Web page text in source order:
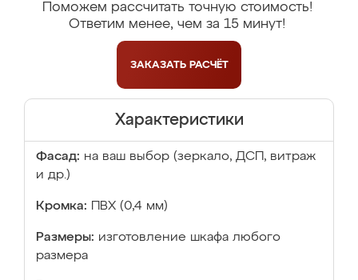
Поможем рассчитать точную стоимость!
Ответим менее, чем за 15 минут!
ЗАКАЗАТЬ РАСЧЁТ
Характеристики
Фасад: на ваш выбор (зеркало, ДСП, витраж
и др.)
Кромка: ПВХ (0,4 мм)
Размеры: изготовление шкафа любого
размера